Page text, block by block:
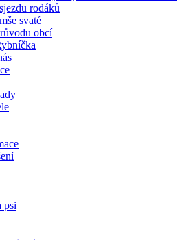
rodáků
svaté
obcí
psi